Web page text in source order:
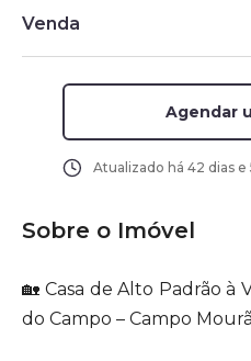
Venda
Agendar
Atualizado há 42 dias e
Sobre o Imóvel
🏡 Casa de Alto Padrão à
do Campo – Campo